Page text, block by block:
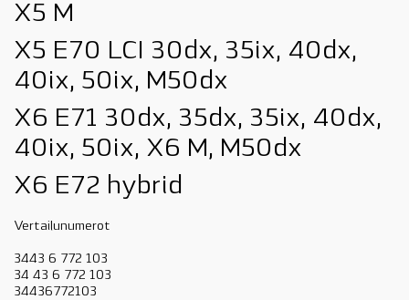
X5 M
X5 E70 LCI 30dx, 35ix, 40dx,
40ix, 50ix, M50dx
X6 E71 30dx, 35dx, 35ix, 40dx,
40ix, 50ix, X6 M, M50dx
X6 E72 hybrid
Vertailunumerot
3443 6 772 103
34 43 6 772 103
34436772103